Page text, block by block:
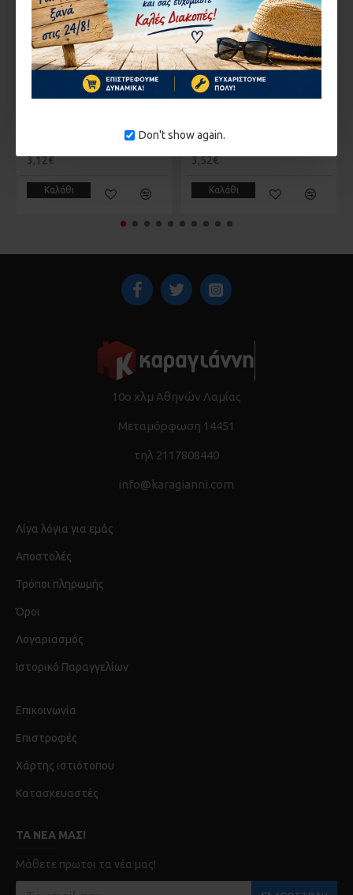
Don't show again.
ΑΣΦΑΛΕΙΑ ΣΥΡ/ΝΩΝ CAL
3,12€
Καλάθι
3,52€
Καλάθι
10ο χλμ Αθηνών Λαμίας
Μεταμόρφωση 14451
τηλ 2117808440
info@karagianni.com
Λίγα λόγια για εμάς
Αποστολές
Τρόποι πληρωμής
Όροι
Λογαριασμός
Ιστορικό Παραγγελίων
Επικοινωνία
Επιστροφές
Χάρτης ιστιότοπου
Κατασκευαστές
ΤΑ ΝΈΑ ΜΑΣ!
Μάθετε πρωτοι τα νέα μας!